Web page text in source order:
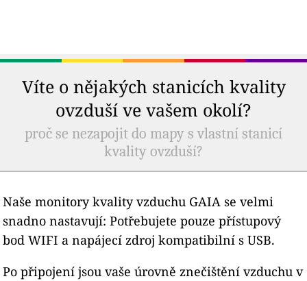
Víte o nějakých stanicích kvality
ovzduší ve vašem okolí?
proč se nezapojit do mapy s vlastní stanicí
kvality ovzduší?
Naše monitory kvality vzduchu GAIA se velmi
snadno nastavují: Potřebujete pouze přístupový
bod WIFI a napájecí zdroj kompatibilní s USB.
Po připojení jsou vaše úrovně znečištění vzduchu v